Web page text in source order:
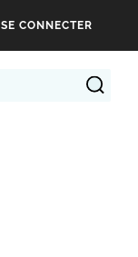
SE CONNECTER